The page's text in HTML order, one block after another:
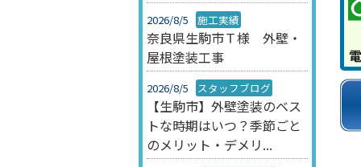
2026/8/5 施工実績
奈良県生駒市Ｔ様 外壁・
屋根塗装工事
2026/8/5 スタッフブログ
【生駒市】外壁塗装のベス
トな時期はいつ？季節ごと
のメリット・デメリ...